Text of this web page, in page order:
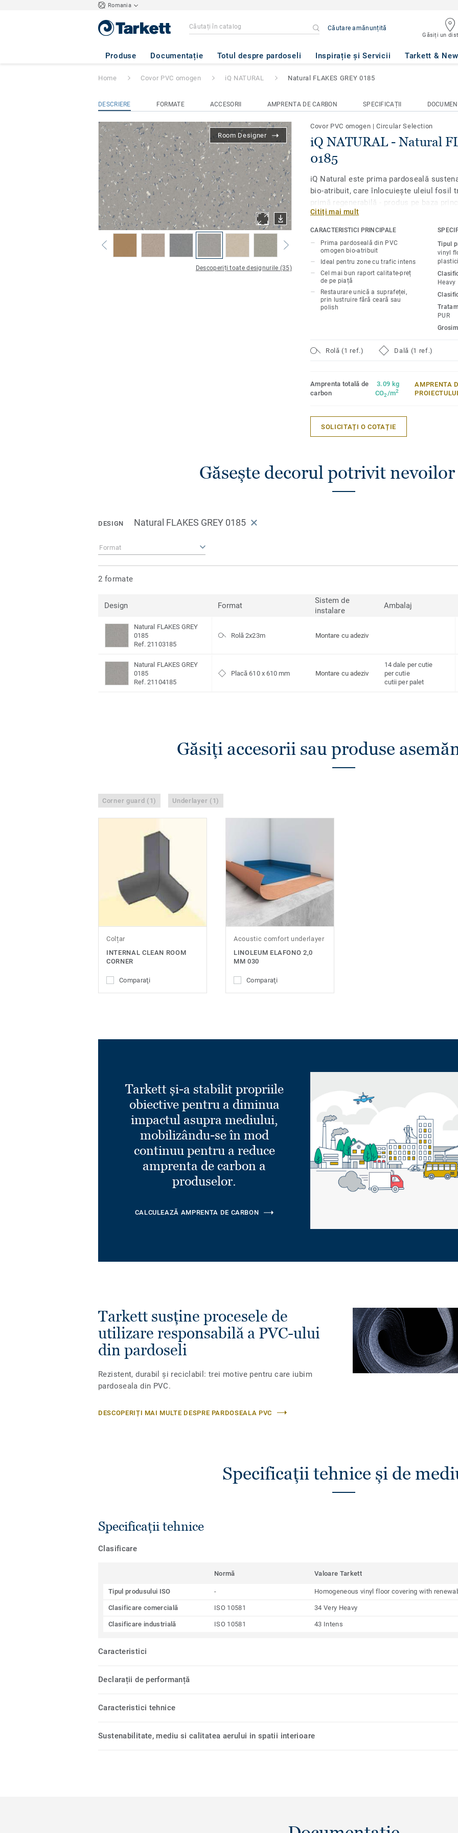
Romania
Căutare amănunțită
Găsiți un
Produse Documentație Totul despre pardoseli Inspirație și Servicii Tarkett &
iQ NATURAL - Natural FLAKES GREY 0185
Home Covor PVC omogen iQ NATURAL Natural FLAKES GREY 0185
DESCRIERE FORMATE ACCESORII AMPRENTA DE CARBON SPECIFICAȚII
Room Designer
Descoperiți toate designurile (35)
Covor PVC omogen |Circular Selection
iQ NATURAL - Natural
0185
iQ Natural este prima pardoseală
bio-atribuit, care înlocuiește uleiul fosil
primă regenerabilă - produs pe baza
masă și certificat de auditori terți.
evidențiază astfel drept o soluție de
datorită coținutului, o reducere a
seră de 50%, în comparație cu
medii. Pardoseala sustenabilă din PVC
printre soluțiile cu cel mai scăzut
Sunt disponibile 35 de designuri în
negru până la verde deschis sau galben
Citiți mai mult
CARACTERISTICI PRINCIPALE
Prima pardoseală din PVC
omogen bio-atribuit
Ideal pentru zone cu trafic intens
Cel mai bun raport calitate-preț
de pe piață
Restaurare unică a suprafeței,
prin lustruire fără ceară sau
polish
Tipul
vinyl
Heavy
PUR
Rolă (1 ref.) Dală (1 ref.)
Amprenta totală de
carbon
3.09 kg
CO2/m2
AMPRENTA
SOLICITAȚI O COTAȚIE
Găsește decorul potrivit
DESIGN Natural FLAKES GREY 0185
Format
2 formate
Design Format
Sistem de
instalare
Ambalaj
Natural FLAKES GREY
0185
Ref. 21103185
Rolă 2x23m Montare cu adeziv
Natural FLAKES GREY
0185
Ref. 21104185
Placă 610 x 610 mm Montare cu adeziv
14 dale per cutie
per cutie
cutii per palet
Găsiţi accesorii sau produse
Corner guard (1) Underlayer (1)
Colțar
INTERNAL CLEAN ROOM
CORNER
Comparaţi
Acoustic comfort underlayer
LINOLEUM ELAFONO 2,0
MM 030
Comparaţi
Tarkett și-a stabilit propriile
obiective pentru a diminua
impactul asupra mediului,
mobilizându-se în mod
continuu pentru a reduce
amprenta de carbon a
produselor.
CALCULEAZĂ AMPRENTA DE CARBON
Tarkett susține procesele de
utilizare responsabilă a PVC-ului
din pardoseli
Rezistent, durabil și reciclabil: trei motive pentru care iubim
pardoseala din PVC.
DESCOPERIȚI MAI MULTE DESPRE PARDOSEALA PVC
Specificații tehnice și de
Specificații tehnice
Clasificare
Normă Valoare Tarkett
Tipul produsului ISO - Homogeneous vinyl floor covering with
Clasificare comercială ISO 10581 34 Very Heavy
Clasificare industrială ISO 10581 43 Intens
Caracteristici
Declarații de performanță
Caracteristici tehnice
Sustenabilitate, mediu si calitatea aerului in spatii interioare